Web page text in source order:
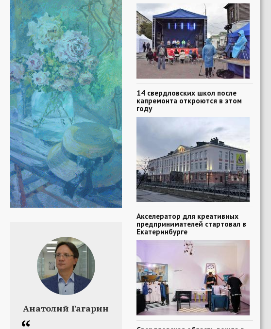
Анатолий Гагарин
14 свердловских школ после
капремонта откроются в этом
году
Акселератор для креативных
предпринимателей стартовал в
Екатеринбурге